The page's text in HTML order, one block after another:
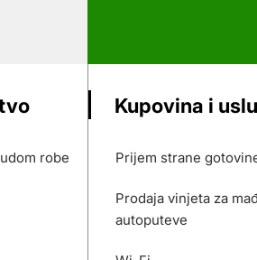
robe
Kupovina i
Prijem strane
Prodaja vinjeta za
autoputeve